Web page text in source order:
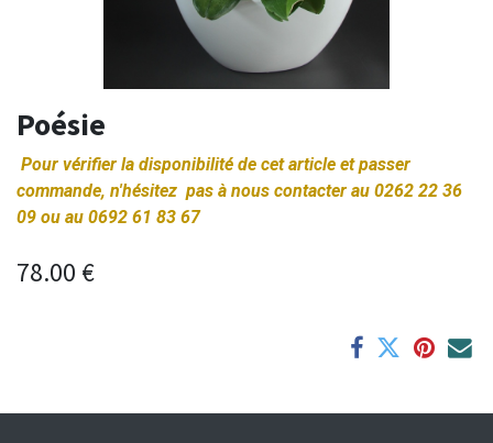
Poésie
Pour vérifier la disponibilité de cet article et passer
commande, n'hésitez pas à nous contacter au 0262 22 36
09 ou au 0692 61 83 67
78.00 €